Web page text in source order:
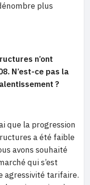
plus
n’ont
N’est-ce pas la
?
que la progression
a été faible
avons souhaité
qui s’est
agressivité tarifaire.